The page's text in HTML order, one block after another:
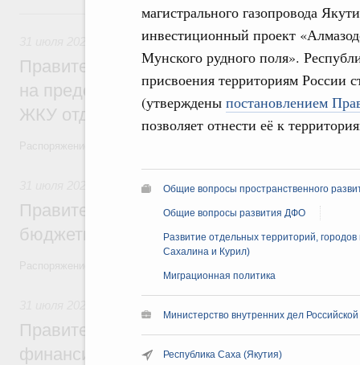
магистрального газопровода
инвестиционный проект
Мунского рудного поля».
присвоения территориям России
(утверждены постановлением
позволяет отнести её к
Общие вопросы пространственного
Общие вопросы развития ДФО
Развитие отдельных территорий,
Сахалина и Курил)
Миграционная политика
Министерство внутренних дел
Республика Саха (Якутия)
31 июля, пятница
Социальная поддержка отдельных
Правительство направит регионам
на предоставление мер социальной
ЖКУ отдельным категориям граждан
Бюджеты субъектов Федерации.
Правительство спишет часть
бюджетным кредитам ещё двум
Правительство выделило
финансирование Дагестану и Чечне на